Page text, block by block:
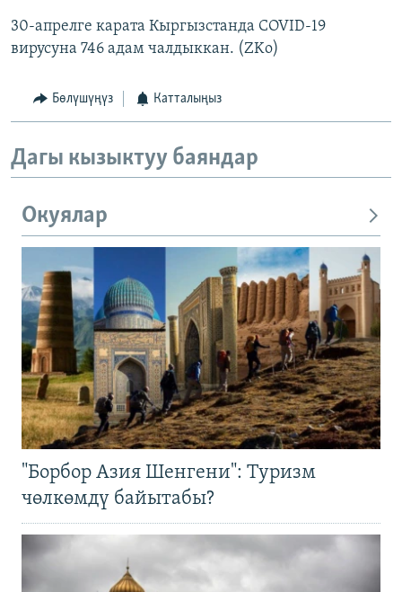
30-апрелге карата Кыргызстанда СOVID-19
вирусуна 746 адам чалдыккан. (ZKo)
Бөлүшүңүз Катталыңыз
Дагы кызыктуу баяндар
Окуялар
"Борбор Азия Шенгени": Туризм
чөлкөмдү байытабы?